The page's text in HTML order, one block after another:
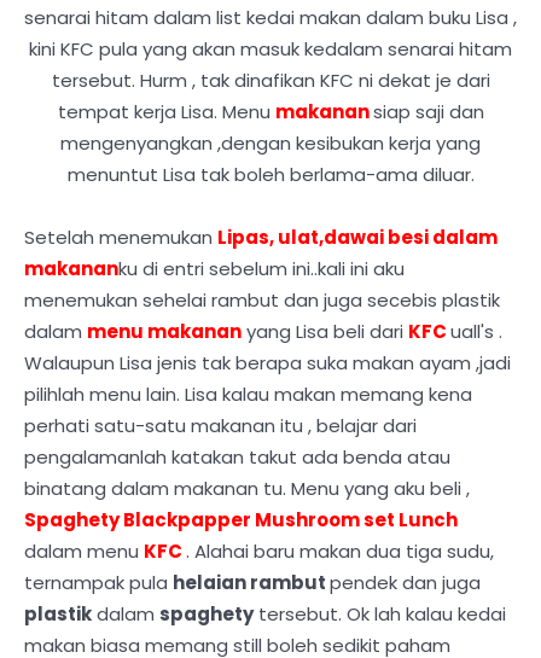
senarai hitam dalam list kedai makan dalam buku Lisa ,
kini KFC pula yang akan masuk kedalam senarai hitam
tersebut. Hurm , tak dinafikan KFC ni dekat je dari
tempat kerja Lisa. Menu makanansiap saji dan
mengenyangkan ,dengan kesibukan kerja yang
menuntut Lisa tak boleh berlama-ama diluar.
Setelah menemukan Lipas, ulat,dawai besi dalam
makananku di entri sebelum ini..kali ini aku
menemukan sehelai rambut dan juga secebis plastik
dalam menu makananyang Lisa beli dari KFCuall's .
Walaupun Lisa jenis tak berapa suka makan ayam ,jadi
pilihlah menu lain. Lisa kalau makan memang kena
perhati satu-satu makanan itu , belajar dari
pengalamanlah katakan takut ada benda atau
binatang dalam makanan tu. Menu yang aku beli ,
Spaghety Blackpapper Mushroom set Lunch
dalam menu KFC. Alahai baru makan dua tiga sudu,
ternampak pula helaian rambutpendek dan juga
plastikdalam spaghetytersebut. Ok lah kalau kedai
makan biasa memang still boleh sedikit paham